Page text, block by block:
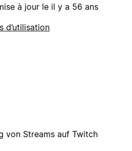
à jour le il y a 56 ans
d’utilisation
von Streams auf Twitch